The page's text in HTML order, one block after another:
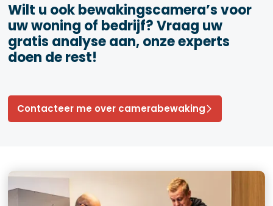
Wilt u ook bewakingscamera’s voor
uw woning of bedrijf? Vraag uw
gratis analyse aan, onze experts
doen de rest!
Contacteer me over camerabewaking